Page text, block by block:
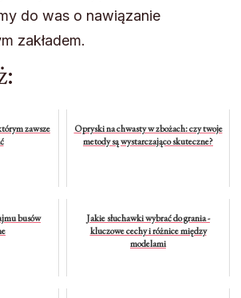
do was o nawiązanie
zakładem.
zawsze
Opryski na chwasty w zbożach: czy twoje
metody są wystarczająco skuteczne?
busów
Jakie słuchawki wybrać do grania -
kluczowe cechy i różnice między
modelami